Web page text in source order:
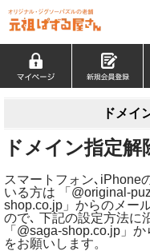
ドメイ
ドメイン指定解
スマートフォン､iPhone
いる方は 「@original-
shop.co.jp」からのメー
ので､ 下記の設定方法に
「@saga-shop.co.jp」
をお願いします。